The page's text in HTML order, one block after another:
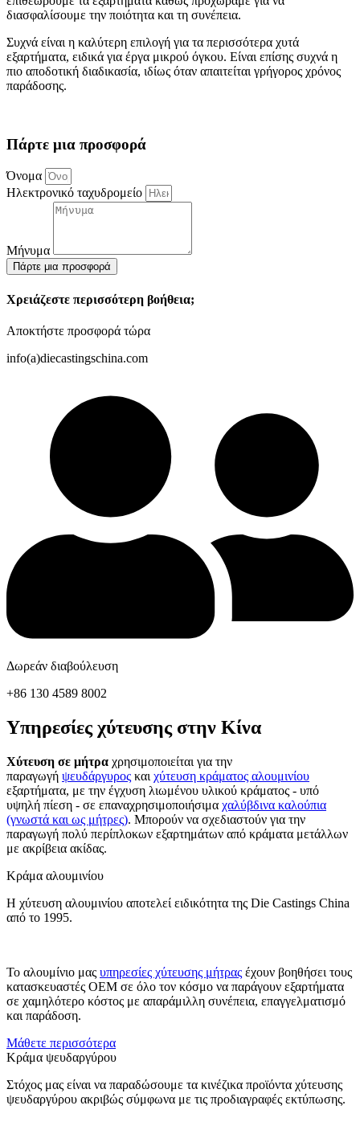
διασφαλίσουμε την ποιότητα και τη συνέπεια.
Συχνά είναι η καλύτερη επιλογή για τα περισσότερα χυτά
εξαρτήματα, ειδικά για έργα μικρού όγκου. Είναι επίσης συχνά η
πιο αποδοτική διαδικασία, ιδίως όταν απαιτείται γρήγορος χρόνος
παράδοσης.
Πάρτε μια προσφορά
Όνομα
Ηλεκτρονικό ταχυδρομείο
Μήνυμα
Πάρτε μια προσφορά
Χρειάζεστε περισσότερη βοήθεια;
Αποκτήστε προσφορά τώρα
info(a)diecastingschina.com
Δωρεάν διαβούλευση
+86 130 4589 8002
Υπηρεσίες χύτευσης στην Κίνα
Χύτευση σε μήτρα χρησιμοποιείται για την
παραγωγή ψευδάργυρος και χύτευση κράματος αλουμινίου
εξαρτήματα, με την έγχυση λιωμένου υλικού κράματος - υπό
υψηλή πίεση - σε επαναχρησιμοποιήσιμα χαλύβδινα καλούπια
(γνωστά και ως μήτρες). Μπορούν να σχεδιαστούν για την
παραγωγή πολύ περίπλοκων εξαρτημάτων από κράματα μετάλλων
με ακρίβεια ακίδας.
Κράμα αλουμινίου
Η χύτευση αλουμινίου αποτελεί ειδικότητα της Die Castings China
από το 1995.
Το αλουμίνιο μας υπηρεσίες χύτευσης μήτρας έχουν βοηθήσει τους
κατασκευαστές ΟΕΜ σε όλο τον κόσμο να παράγουν εξαρτήματα
σε χαμηλότερο κόστος με απαράμιλλη συνέπεια, επαγγελματισμό
και παράδοση.
Μάθετε περισσότερα
Κράμα ψευδαργύρου
Στόχος μας είναι να παραδώσουμε τα κινέζικα προϊόντα χύτευσης
ψευδαργύρου ακριβώς σύμφωνα με τις προδιαγραφές εκτύπωσης.